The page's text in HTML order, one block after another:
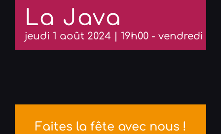
La Java
jeudi 1 août 2024 | 19h00 - vendredi 2
Faites la fête avec nous !